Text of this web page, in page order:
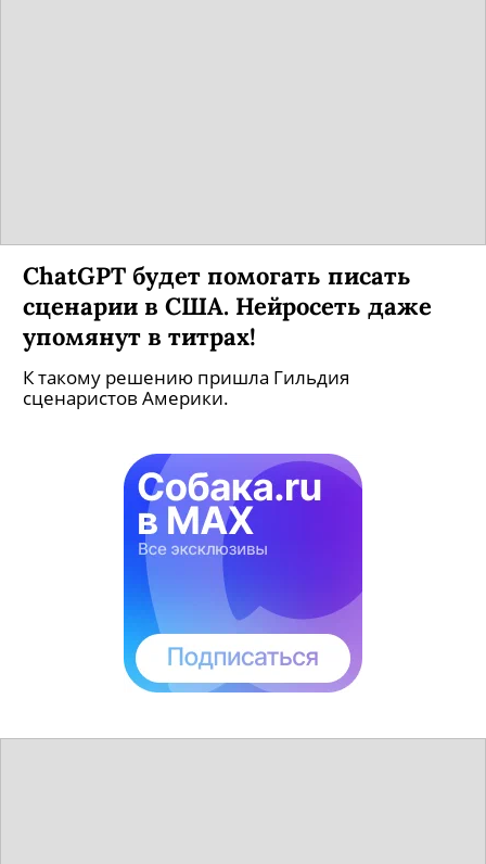
ChatGPT будет помогать писать
сценарии в США. Нейросеть даже
упомянут в титрах!
К такому решению пришла Гильдия
сценаристов Америки.